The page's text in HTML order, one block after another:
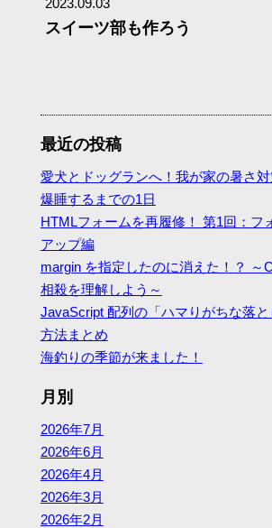
2023.09.03
スイーツ部も作ろう
最近の投稿
愛犬とドッグランへ！我が家の暑さ
爆睡するまでの1日
HTMLフォームを再履修！ 第1回：フ
アップ編
margin を指定したのに消えた！？ ～
相殺を理解しよう～
JavaScript 配列の「ハマりがちな落
方法まとめ
海釣りの季節が来ました！
月別
2026年7月
2026年6月
2026年4月
2026年3月
2026年2月